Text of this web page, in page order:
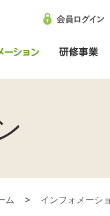
とは インフォメ
ム > インフォメーシ